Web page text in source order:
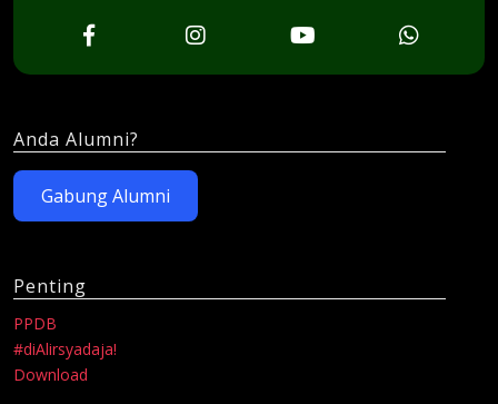
Anda Alumni?
Gabung Alumni
Penting
PPDB
#diAlirsyadaja!
Download